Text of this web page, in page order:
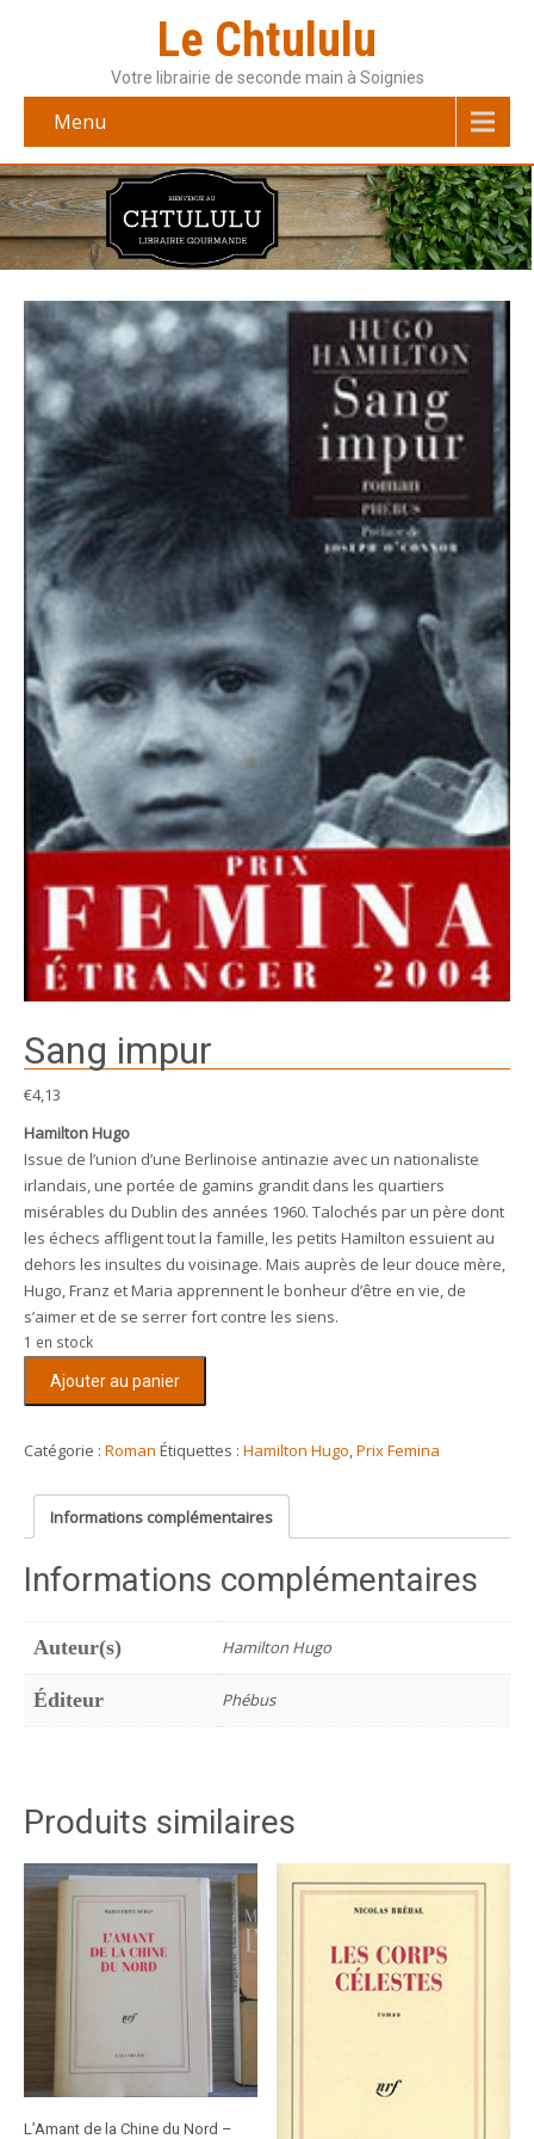
Le Chtululu
Votre librairie de seconde main à Soignies
Menu
Sang impur
€4,13
Hamilton Hugo
Issue de l’union d’une Berlinoise antinazie avec un nationaliste
irlandais, une portée de gamins grandit dans les quartiers
misérables du Dublin des années 1960. Talochés par un père dont
les échecs affligent tout la famille, les petits Hamilton essuient au
dehors les insultes du voisinage. Mais auprès de leur douce mère,
Hugo, Franz et Maria apprennent le bonheur d’être en vie, de
s’aimer et de se serrer fort contre les siens.
1 en stock
impur
Ajouter au panier
Catégorie : Roman Étiquettes : Hamilton Hugo,Prix Femina
Informations complémentaires
Informations complémentaires
Auteur(s) Hamilton Hugo
Éditeur Phébus
Produits similaires
L’Amant de la Chine du Nord –